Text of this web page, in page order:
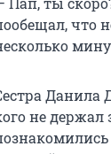
что
Данила
не держал